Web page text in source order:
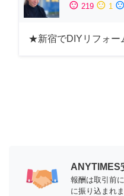
sentiment_satisfied 219 sentiment_neutral 1 sentiment_dissatisfied
★新宿でDIYリフォ
ANYTIMES
報酬は取引前
に振り込まれ